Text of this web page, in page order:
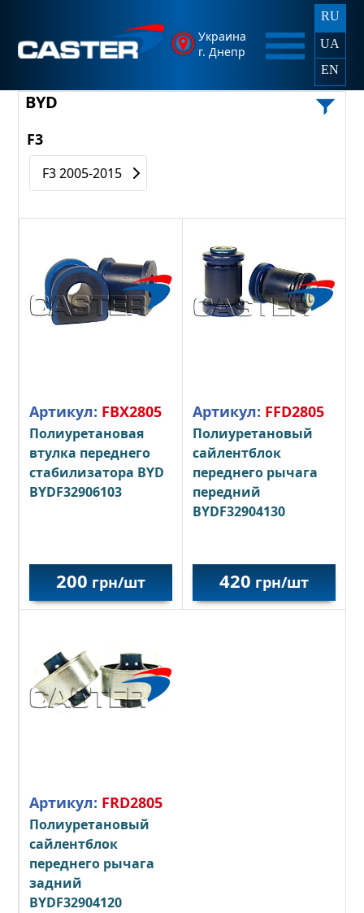
Украина
г. Днепр
RU
UA
EN
BYD
F3
F3 2005-2015
Артикул: FBX2805
Полиуретановая
втулка переднего
стабилизатора BYD
BYDF32906103
200 грн/шт
Артикул: FFD2805
Полиуретановый
сайлентблок
переднего рычага
передний
BYDF32904130
420 грн/шт
Артикул: FRD2805
Полиуретановый
сайлентблок
переднего рычага
задний
BYDF32904120